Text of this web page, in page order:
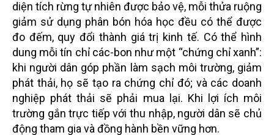
diện tích rừng tự nhiên được bảo vệ, mỗi thửa ruộng
giảm sử dụng phân bón hóa học đều có thể được
đo đếm, quy đổi thành giá trị kinh tế. Có thể hình
dung mỗi tín chỉ các-bon như một “chứng chỉ xanh”:
khi người dân góp phần làm sạch môi trường, giảm
phát thải, họ sẽ tạo ra chứng chỉ đó; và các doanh
nghiệp phát thải sẽ phải mua lại. Khi lợi ích môi
trường gắn trực tiếp với thu nhập, người dân sẽ chủ
động tham gia và đồng hành bền vững hơn.